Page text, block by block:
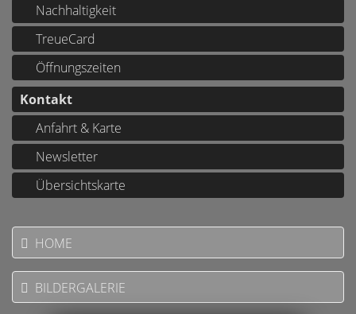
Nachhaltigkeit
TreueCard
Öffnungszeiten
Kontakt
Anfahrt & Karte
Newsletter
Übersichtskarte
HOME
BILDERGALERIE